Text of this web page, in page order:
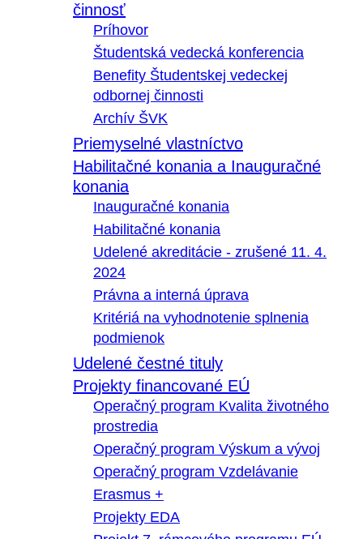
činnosť
Príhovor
Študentská vedecká konferencia
Benefity Študentskej vedeckej
odbornej činnosti
Archív ŠVK
Priemyselné vlastníctvo
Habilitačné konania a Inauguračné
konania
Inauguračné konania
Habilitačné konania
Udelené akreditácie - zrušené 11. 4.
2024
Právna a interná úprava
Kritériá na vyhodnotenie splnenia
podmienok
Udelené čestné tituly
Projekty financované EÚ
Operačný program Kvalita životného
prostredia
Operačný program Výskum a vývoj
Operačný program Vzdelávanie
Erasmus +
Projekty EDA